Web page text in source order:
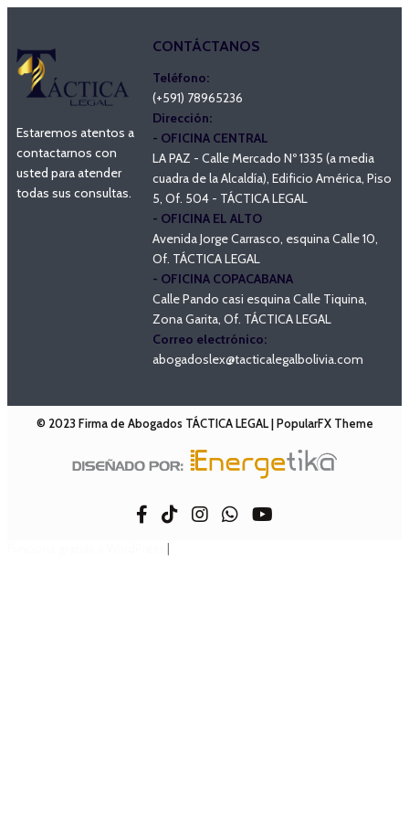
Estaremos atentos a
contactarnos con
usted para atender
todas sus consultas.
CONTÁCTANOS
Teléfono:
(+591) 78965236
Dirección:
- OFICINA CENTRAL
LA PAZ - Calle Mercado Nº 1335 (a media
cuadra de la Alcaldía), Edificio América, Piso
5, Of. 504 - TÁCTICA LEGAL
- OFICINA EL ALTO
Avenida Jorge Carrasco, esquina Calle 10,
Of. TÁCTICA LEGAL
- OFICINA COPACABANA
Calle Pando casi esquina Calle Tiquina,
Zona Garita, Of. TÁCTICA LEGAL
Correo electrónico:
abogadoslex@tacticalegalbolivia.com
© 2023 Firma de Abogados TÁCTICA LEGAL |PopularFX Theme